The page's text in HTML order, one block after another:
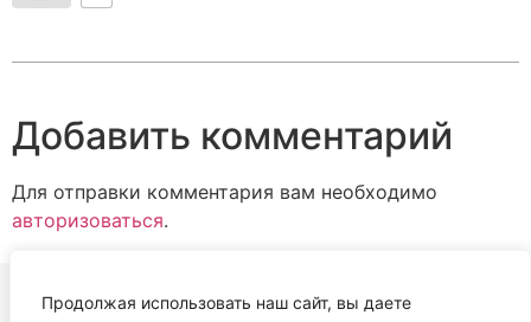
Продолжая использовать наш сайт, вы даете
Добавить комментарий
Для отправки комментария вам необходимо
авторизоваться.